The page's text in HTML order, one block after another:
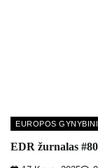
EUROPOS
EDR žurnalas